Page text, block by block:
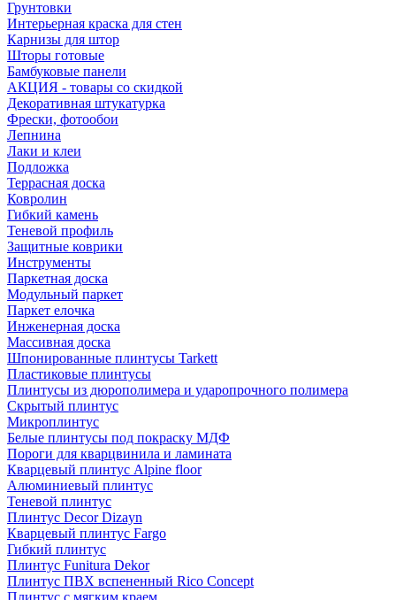
Грунтовки
Интерьерная краска для стен
Карнизы для штор
Шторы готовые
Бамбуковые панели
АКЦИЯ - товары со скидкой
Декоративная штукатурка
Фрески, фотообои
Лепнина
Лаки и клеи
Подложка
Террасная доска
Ковролин
Гибкий камень
Теневой профиль
Защитные коврики
Инструменты
Паркетная доска
Модульный паркет
Паркет елочка
Инженерная доска
Массивная доска
Шпонированные плинтусы Tarkett
Пластиковые плинтусы
Плинтусы из дюрополимера и ударопрочного полимера
Скрытый плинтус
Микроплинтус
Белые плинтусы под покраску МДФ
Пороги для кварцвинила и ламината
Кварцевый плинтус Alpine floor
Алюминиевый плинтус
Теневой плинтус
Плинтус Decor Dizayn
Кварцевый плинтус Fargo
Гибкий плинтус
Плинтус Funitura Dekor
Плинтус ПВХ вспененный Rico Concept
Плинтус с мягким краем